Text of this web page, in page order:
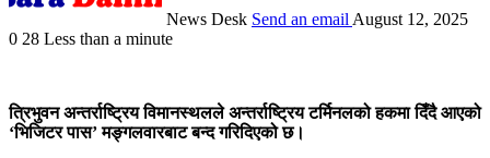
News Desk Send an email August 12, 2025
0 28 Less than a minute
त्रिभुवन अन्तर्राष्ट्रिय विमानस्थलले अन्तर्राष्ट्रिय टर्मिनलको हकमा दिँदै आएको
‘भिजिटर पास’ मङ्गलवारबाट बन्द गरिदिएको छ।